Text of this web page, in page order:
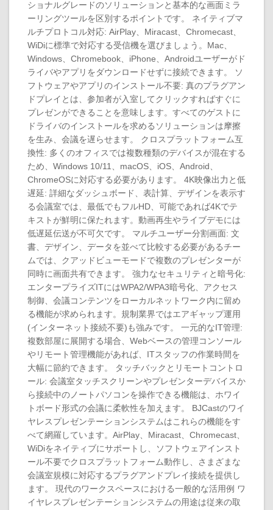
ショナルグレードのソリューションと基本的な画面ミラ
ーリングツールを区別するポイントです。 ネイティブマ
ルチプロトコル対応: AirPlay、Miracast、Chromecast、
WiDiに標準で対応する受信機を選びましょう。Mac、
Windows、Chromebook、iPhone、Androidユーザーがド
ライバやアプリをダウンロードせずに接続できます。 ソ
フトウェアやアプリのインストール不要: 真のプラグアン
ドプレイとは、参加者が入室してクリックすればすぐに
プレゼンができることを意味します。すべてのゲストに
ドライバのインストールを求めるソリューションは摩擦
を生み、会議を遅らせます。 クロスプラットフォーム互
換性: 多くのオフィスでは複数種類のデバイスが混在する
ため、Windows 10/11、macOS、iOS、Android、
ChromeOSに対応する必要があります。 4K映像出力と低
遅延: 詳細なダッシュボード、表計算、デザインを表示す
る会議室では、最低でもフルHD、可能であれば4Kでテ
キストが鮮明に保たれます。動画再生やライブデモには
低遅延伝送が不可欠です。 マルチユーザー分割画面: 文
書、デザイン、データを並べて比較する必要があるチー
ムでは、クアッドビューモードで複数のプレゼンターが
同時に画面共有できます。 強力なセキュリティと暗号化:
エンタープライズITにはWPA2/WPA3暗号化、アクセス
制御、会議コンテンツをローカルネットワーク内に留め
る機能が求められます。規制業界ではエアギャップ運用
(インターネット接続不要)も強みです。 一元的なIT管理:
複数部屋に展開する場合、Webベースの管理コンソール
やリモート管理機能があれば、ITスタッフの作業時間を
大幅に節約できます。 タッチバックとリモートコントロ
ール: 会議室タッチスクリーンやプレゼンターデバイスか
ら接続中のノートパソコンを操作できる機能は、ホワイ
トボード形式の会議に柔軟性を加えます。 BJCastのワイ
ヤレスプレゼンテーションシステムはこれらの機能をす
べて網羅しています。AirPlay、Miracast、Chromecast、
WiDiをネイティブにサポートし、ソフトウェアインスト
ール不要でクロスプラットフォーム動作し、さまざまな
会議室規模に対応するプラグアンドプレイ接続を提供し
ます。 現代のワークスペースにおける一般的な活用例 ワ
イヤレスプレゼンテーションシステムの用途は従来の取